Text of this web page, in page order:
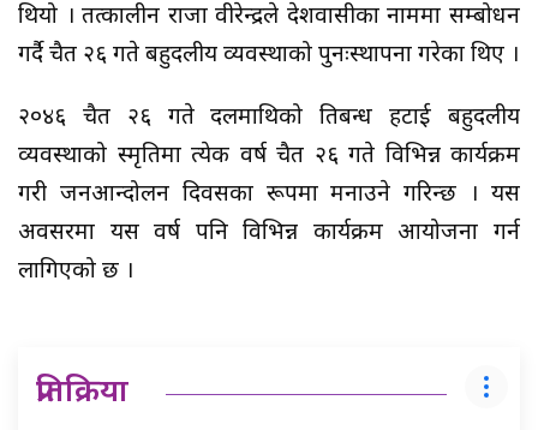
थियो । तत्कालीन राजा वीरेन्द्रले देशवासीका नाममा सम्बोधन
गर्दै चैत २६ गते बहुदलीय व्यवस्थाको पुनःस्थापना गरेका थिए ।
२०४६ चैत २६ गते दलमाथिको प्रतिबन्ध हटाई बहुदलीय
व्यवस्थाको स्मृतिमा प्रत्येक वर्ष चैत २६ गते विभिन्न कार्यक्रम
गरी जनआन्दोलन दिवसका रूपमा मनाउने गरिन्छ । यस
अवसरमा यस वर्ष पनि विभिन्न कार्यक्रम आयोजना गर्न
लागिएको छ ।
प्रतिक्रिया